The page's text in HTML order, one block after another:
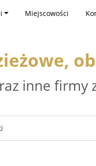
Miejscowości
inne firmy